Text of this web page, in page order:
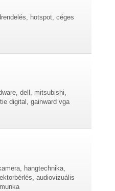
hotspot, céges
dell, mitsubishi,
digital, gainward vga
hangtechnika,
audiovizuális